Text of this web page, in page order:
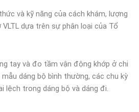
và kỹ năng của cách khám, lượng
dựa trên sự phân loại của Tổ
tay và đo tầm vận động khớp ở chi
dáng bộ bình thường, các chu kỳ
lệch trong dáng bộ và dáng đi.